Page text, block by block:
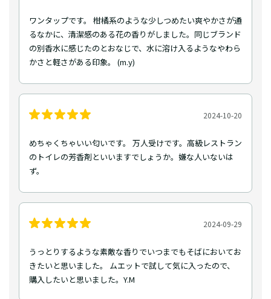
ワンタップです。 柑橘系のような少しつめたい爽やかさが通
るなかに、清潔感のある花の香りがしました。同じブランド
の別香水に感じたのとおなじで、水に溶け入るようなやわら
かさと軽さがある印象。 (m.y)
2024-10-20
めちゃくちゃいい匂いです。 万人受けです。高級レストラン
のトイレの芳香剤といいますでしょうか。嫌な人いないは
ず。
2024-09-29
うっとりするような素敵な香りでいつまでもそばにおいてお
きたいと思いました。 ムエットで試して気に入ったので、
購入したいと思いました。Y.M